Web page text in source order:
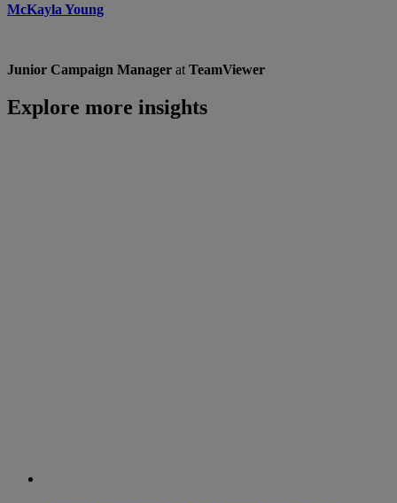
McKayla Young
Junior Campaign Manager at TeamViewer
Explore more insights